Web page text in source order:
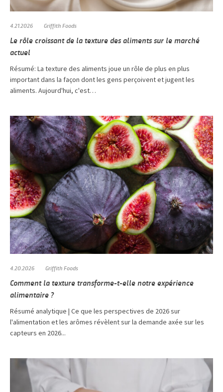
4.21.2026 Griffith Foods
Le rôle croissant de la texture des aliments sur le marché
actuel
Résumé: La texture des aliments joue un rôle de plus en plus
important dans la façon dont les gens perçoivent et jugent les
aliments. Aujourd'hui, c'est…
4.20.2026 Griffith Foods
Comment la texture transforme-t-elle notre expérience
alimentaire ?
Résumé analytique | Ce que les perspectives de 2026 sur
l'alimentation et les arômes révèlent sur la demande axée sur les
capteurs en 2026...